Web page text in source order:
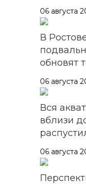
06 августа
В
обновят
06 августа
Вся
вблизи
06 августа